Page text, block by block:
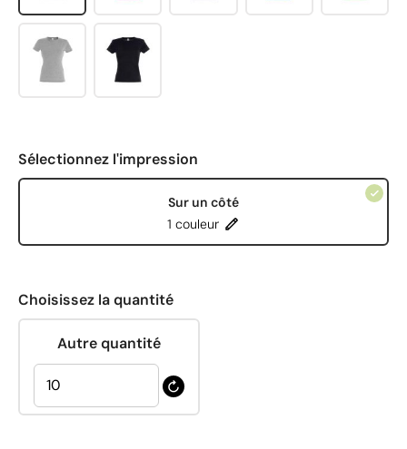
Sélectionnez l'impression
Sur un côté
1 couleur
Choisissez la quantité
Autre quantité